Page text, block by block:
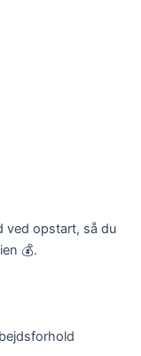
ved opstart, så du
💰.